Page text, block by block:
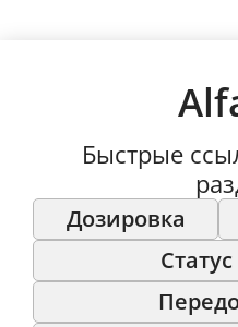
Быстрые
Дозировка